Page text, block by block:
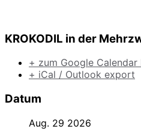
KROKODIL in der
+ zum Google Calendar
+ iCal / Outlook export
Datum
Aug. 29 2026